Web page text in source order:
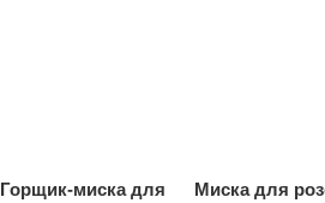
Горщик-миска для
Миска для